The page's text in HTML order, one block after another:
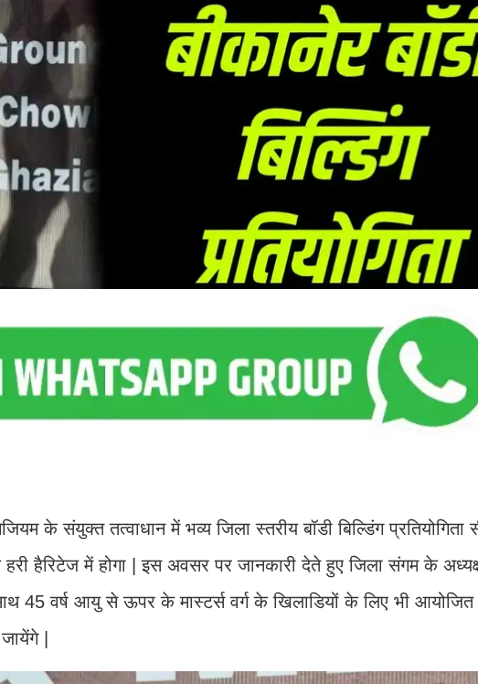
के संयुक्त तत्वाधान में भव्य जिला स्तरीय बॉडी बिल्डिंग प्रतियोगिता
हैरिटेज में होगा | इस अवसर पर जानकारी देते हुए जिला संगम के
45 वर्ष आयु से ऊपर के मास्टर्स वर्ग के खिलाडियों के लिए भी आयोजित
|